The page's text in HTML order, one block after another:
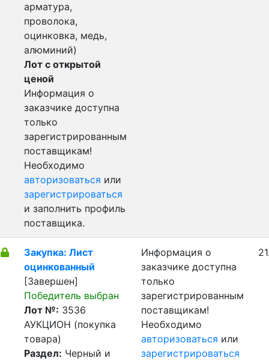
арматура,
проволока,
оцинковка, медь,
алюминий)
Лот с открытой
ценой
Информация о
заказчике доступна
только
зарегистрированным
поставщикам!
Необходимо
авторизоваться или
зарегистрироваться
и заполнить профиль
поставщика.
Закупка: Лист
оцинкованный
[Завершен]
Победитель выбран
Лот №: 3536
АУКЦИОН (покупка
товара)
Раздел: Черный и
Информация о
заказчике доступна
только
зарегистрированным
поставщикам!
Необходимо
авторизоваться или
зарегистрироваться